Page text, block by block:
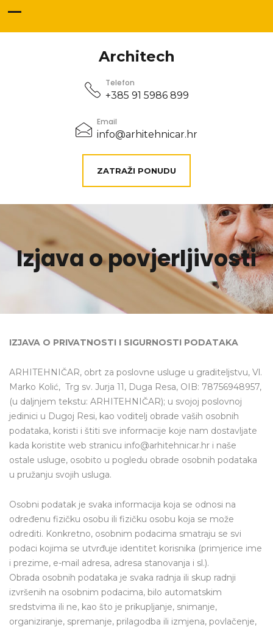
Architech
Telefon
+385 91 5986 899
Email
info@arhitehnicar.hr
ZATRAŽI PONUDU
Izjava o povjerljivosti
IZJAVA O PRIVATNOSTI I SIGURNOSTI PODATAKA
ARHITEHNIČAR, obrt za poslovne usluge u graditeljstvu, Vl.
Marko Kolić, Trg sv. Jurja 11, Duga Resa, OIB: 78756948957,
(u daljnjem tekstu: ARHITEHNIČAR); u svojoj poslovnoj
jedinici u Dugoj Resi, kao voditelj obrade vaših osobnih
podataka, koristi i štiti sve informacije koje nam dostavljate
kada koristite web stranicu info@arhitehnicar.hr i naše
ostale usluge, osobito u pogledu obrade osobnih podataka
u pružanju svojih usluga.
Osobni podatak je svaka informacija koja se odnosi na
određenu fizičku osobu ili fizičku osobu koja se može
odrediti. Konkretno, osobnim podacima smatraju se svi
podaci kojima se utvrđuje identitet korisnika (primjerice ime
i prezime, e-mail adresa, adresa stanovanja i sl.).
Obrada osobnih podataka je svaka radnja ili skup radnji
izvršenih na osobnim podacima, bilo automatskim
sredstvima ili ne, kao što je prikupljanje, snimanje,
organiziranje, spremanje, prilagodba ili izmjena, povlačenje,